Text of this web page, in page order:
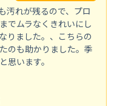
汚れが残るので、プロ
でムラなくきれいにし
りました。、こちらの
のも助かりました。季
思います。